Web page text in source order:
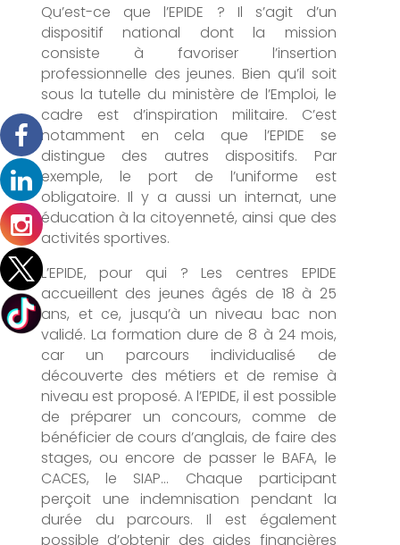
Qu’est-ce que l’EPIDE ? Il s’agit d’un
dispositif national dont la mission
consiste à favoriser l’insertion
professionnelle des jeunes. Bien qu’il soit
sous la tutelle du ministère de l’Emploi, le
cadre est d’inspiration militaire. C’est
notamment en cela que l’EPIDE se
distingue des autres dispositifs. Par
exemple, le port de l’uniforme est
obligatoire. Il y a aussi un internat, une
éducation à la citoyenneté, ainsi que des
activités sportives.
L’EPIDE, pour qui ? Les centres EPIDE
accueillent des jeunes âgés de 18 à 25
ans, et ce, jusqu’à un niveau bac non
validé. La formation dure de 8 à 24 mois,
car un parcours individualisé de
découverte des métiers et de remise à
niveau est proposé. A l’EPIDE, il est possible
de préparer un concours, comme de
bénéficier de cours d’anglais, de faire des
stages, ou encore de passer le BAFA, le
CACES, le SIAP… Chaque participant
perçoit une indemnisation pendant la
durée du parcours. Il est également
possible d’obtenir des aides financières